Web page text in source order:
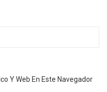
Y Web En Este Navegador